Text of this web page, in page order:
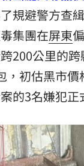
規避警方查
集團在屏東
200公里的
初估黑市
的3名嫌犯正